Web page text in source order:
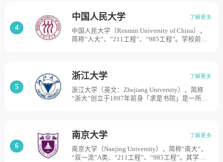
合并，组建为新的北京大学。目前学校总体占地
面积7000亩。
以文理基础教学和研究为主的综合性大学。2000
年，复旦大学与前身为1927年创办的国立第四中
山大学医学院的上海医科大学合并，组建新的复
旦大学。占地面积为1600亩。
4
中国人民大学 了解更多
中国人民大学（Renmin University of China），
简称“人大”、“211工程”、“985工程”。学校前身
大学的决定》。1950年10月3日，以华北大学为
基础合并组建的中国人民大学正式开学，成为新
中国创办的第一所新型正规大学。1954年，被确
定为以社会科学为主的综合大学和首批全国重点
5
浙江大学 了解更多
浙江大学（英文：Zhejiang University），简称
“浙大”创立于1897年前身「求是书院」是一所百
分被分为多所单科性院校后分别发展为原浙江大
学、杭州大学、浙江农业大学和浙江医科大学。
1998年，四校实现合并，组建了新浙江大学。浙
江大学是教育部直属的综合性全国重点大学，同
6
南京大学 了解更多
南京大学（Nanjing University），简称“南大”，
“双一流”A类、“211工程”、“985工程”。其学脉